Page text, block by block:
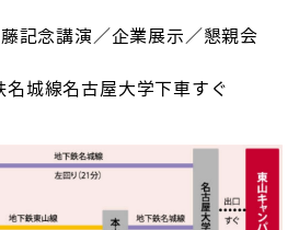
企業展示／懇親会
名城線名古屋大学下車すぐ